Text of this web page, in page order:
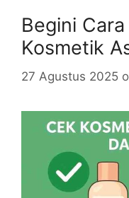
Begini
Kosmetik
27 Agustus 2025